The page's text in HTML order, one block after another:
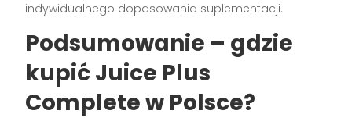
indywidualnego dopasowania suplementacji.
Podsumowanie – gdzie
kupić Juice Plus
Complete w Polsce?